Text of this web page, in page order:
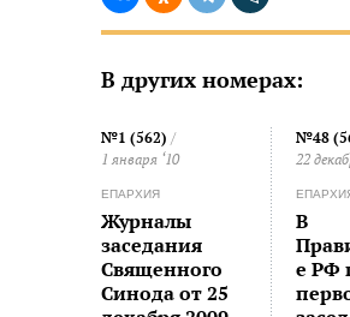
В других номерах:
№1 (562) /
1 января ‘10
ЕПАРХИЯ
Журналы
заседания
Священного
Синода от 25
№48
22
В
е РФ